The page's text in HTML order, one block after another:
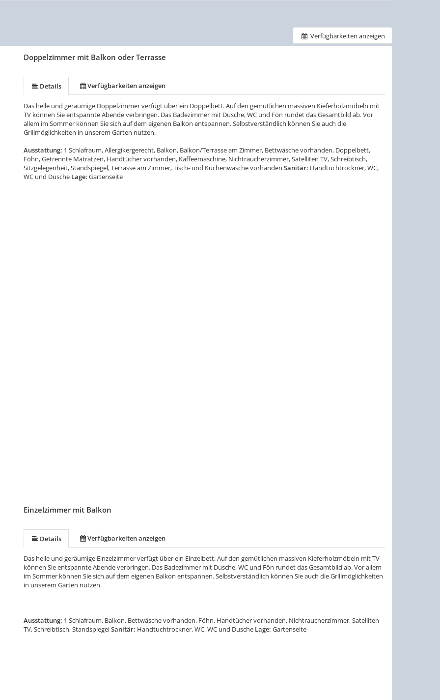
Verfügbarkeiten anzeigen
Doppelzimmer mit Balkon oder Terrasse
Details Verfügbarkeiten anzeigen
Das helle und geräumige Doppelzimmer verfügt über ein Doppelbett. Auf den gemütlichen massiven Kieferholzmöbeln mit
TV können Sie entspannte Abende verbringen. Das Badezimmer mit Dusche, WC und Fön rundet das Gesamtbild ab. Vor
allem im Sommer können Sie sich auf dem eigenen Balkon entspannen. Selbstverständlich können Sie auch die
Grillmöglichkeiten in unserem Garten nutzen.
Ausstattung: 1 Schlafraum, Allergikergerecht, Balkon, Balkon/Terrasse am Zimmer, Bettwäsche vorhanden, Doppelbett,
Föhn, Getrennte Matratzen, Handtücher vorhanden, Kaffeemaschine, Nichtraucherzimmer, Satelliten TV, Schreibtisch,
Sitzgelegenheit, Standspiegel, Terrasse am Zimmer, Tisch- und Küchenwäsche vorhanden Sanitär: Handtuchtrockner, WC,
WC und DuscheLage: Gartenseite
Einzelzimmer mit Balkon
Details Verfügbarkeiten anzeigen
Das helle und geräumige Einzelzimmer verfügt über ein Einzelbett. Auf den gemütlichen massiven Kieferholzmöbeln mit TV
können Sie entspannte Abende verbringen. Das Badezimmer mit Dusche, WC und Fön rundet das Gesamtbild ab. Vor allem
im Sommer können Sie sich auf dem eigenen Balkon entspannen. Selbstverständlich können Sie auch die Grillmöglichkeiten
in unserem Garten nutzen.
Ausstattung: 1 Schlafraum, Balkon, Bettwäsche vorhanden, Föhn, Handtücher vorhanden, Nichtraucherzimmer, Satelliten
TV, Schreibtisch, StandspiegelSanitär: Handtuchtrockner, WC, WC und DuscheLage: Gartenseite